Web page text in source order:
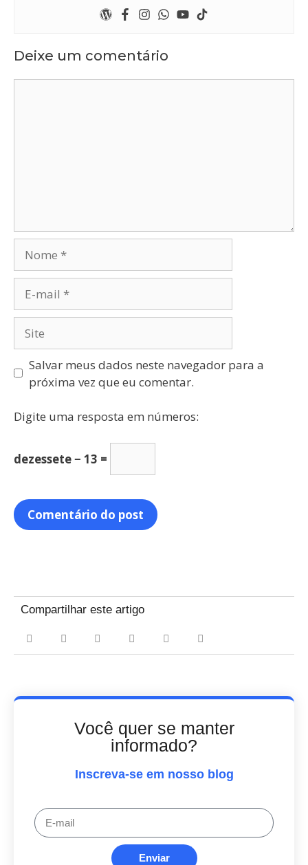
Deixe um comentário
Salvar meus dados neste navegador para a
próxima vez que eu comentar.
Digite uma resposta em números:
dezessete − 13 =
Compartilhar este artigo
Você quer se manter
informado?
Inscreva-se em nosso blog
Enviar